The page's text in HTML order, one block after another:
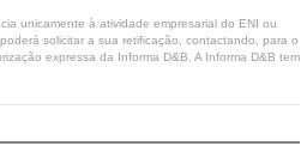
unicamente à atividade empresarial do ENI ou
solicitar a sua retificação, contactando, para o
expressa da Informa D&B. A Informa D&B tem